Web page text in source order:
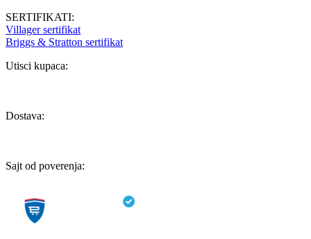
SERTIFIKATI:
Villager sertifikat
Briggs & Stratton sertifikat
Utisci kupaca:
Dostava:
Sajt od poverenja: